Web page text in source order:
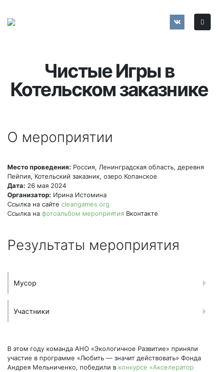
Чистые Игры в
Котельском заказнике
О мероприятии
Место проведения: Россия, Ленинградская область, деревня
Пейпия, Котельский заказник, озеро Копанское
Дата: 26 мая 2024
Организатор: Ирина Истомина
Ссылка на сайте cleangames.org
Ссылка на фотоальбом мероприятия Вконтакте
Результаты мероприятия
Мусор
Участники
В этом году команда АНО «Экологичное Развитие» приняли
участие в программе «Любить — значит действовать» Фонда
Андрея Мельниченко, победили в конкурсе «Акселератор